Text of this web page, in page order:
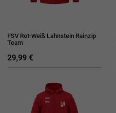
FSV Rot-Weiß Lahnstein Rainzip
Team
29,99 €